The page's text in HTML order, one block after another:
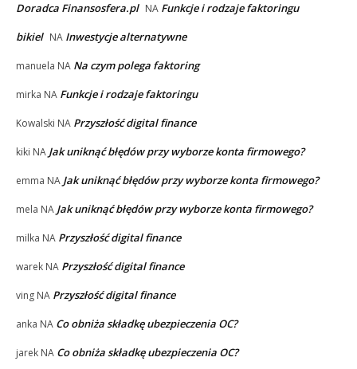
Doradca Finansosfera.pl NA Funkcje i rodzaje faktoringu
bikiel NA Inwestycje alternatywne
manuela NA Na czym polega faktoring
mirka NA Funkcje i rodzaje faktoringu
Kowalski NA Przyszłość digital finance
kiki NA Jak uniknąć błędów przy wyborze konta firmowego?
emma NA Jak uniknąć błędów przy wyborze konta firmowego?
mela NA Jak uniknąć błędów przy wyborze konta firmowego?
milka NA Przyszłość digital finance
warek NA Przyszłość digital finance
ving NA Przyszłość digital finance
anka NA Co obniża składkę ubezpieczenia OC?
jarek NA Co obniża składkę ubezpieczenia OC?